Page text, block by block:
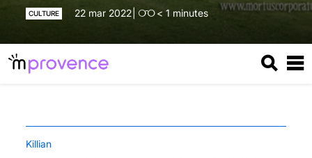
CULTURE 22 mar 2022 < 1 minutes
Killian